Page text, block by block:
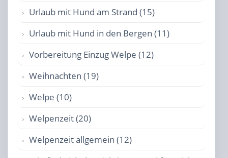
Urlaub mit Hund am Strand (15)
Urlaub mit Hund in den Bergen (11)
Vorbereitung Einzug Welpe (12)
Weihnachten (19)
Welpe (10)
Welpenzeit (20)
Welpenzeit allgemein (12)